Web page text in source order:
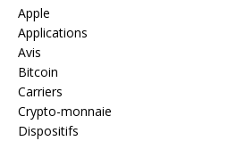
Apple
Applications
Avis
Bitcoin
Carriers
Crypto-monnaie
Dispositifs